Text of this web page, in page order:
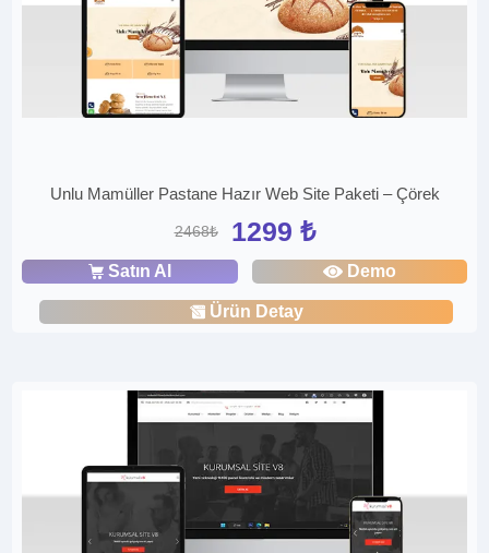
Unlu Mamüller Pastane Hazır Web Site Paketi – Çörek
2468₺ 1299 ₺
Satın Al Demo
Ürün Detay